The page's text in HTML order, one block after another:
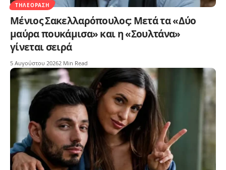
ΤΗΛΕΌΡΑΣΗ
Μένιος Σακελλαρόπουλος: Μετά τα «Δύο
μαύρα πουκάμισα» και η «Σουλτάνα»
γίνεται σειρά
5 Αυγούστου 20262 Min Read